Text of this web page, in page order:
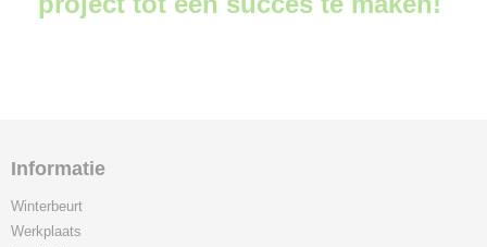
Informatie
Winterbeurt
Werkplaats